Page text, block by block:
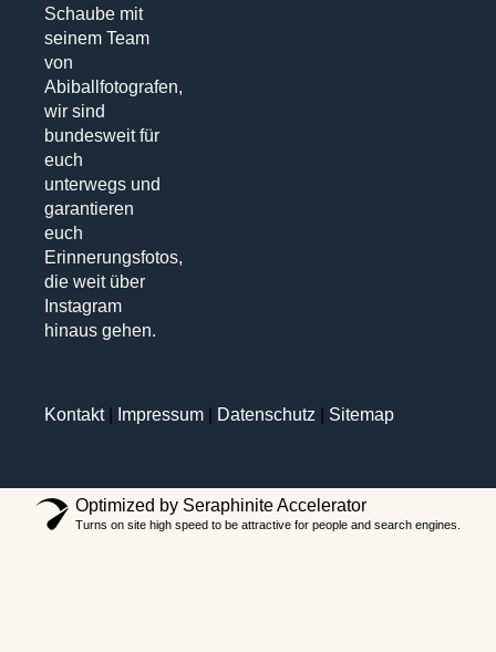
Schaube mit
seinem Team
von
Abiballfotografen,
wir sind
bundesweit für
euch
unterwegs und
garantieren
euch
Erinnerungsfotos,
die weit über
Instagram
hinaus gehen.
Kontakt| Impressum Datenschutz Sitemap
Optimized by Seraphinite Accelerator
Turns on site high speed to be attractive for people and search engines.